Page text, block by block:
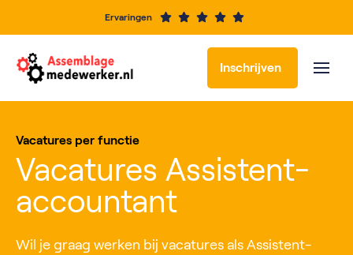
Ervaringen
Inschrijven
Vacatures per functie
Vacatures Assistent-
accountant
Wil je graag werken bij vacatures als Assistent-